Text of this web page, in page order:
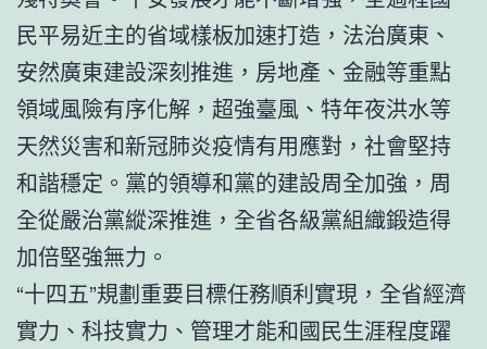
民平易近主的省域樣板加速打造，法治廣東、
安然廣東建設深刻推進，房地產、金融等重點
領域風險有序化解，超強臺風、特年夜洪水等
天然災害和新冠肺炎疫情有用應對，社會堅持
和諧穩定。黨的領導和黨的建設周全加強，周
全從嚴治黨縱深推進，全省各級黨組織鍛造得
加倍堅強無力。
“十四五”規劃重要目標任務順利實現，全省經濟
實力、科技實力、管理才能和國民生涯程度躍